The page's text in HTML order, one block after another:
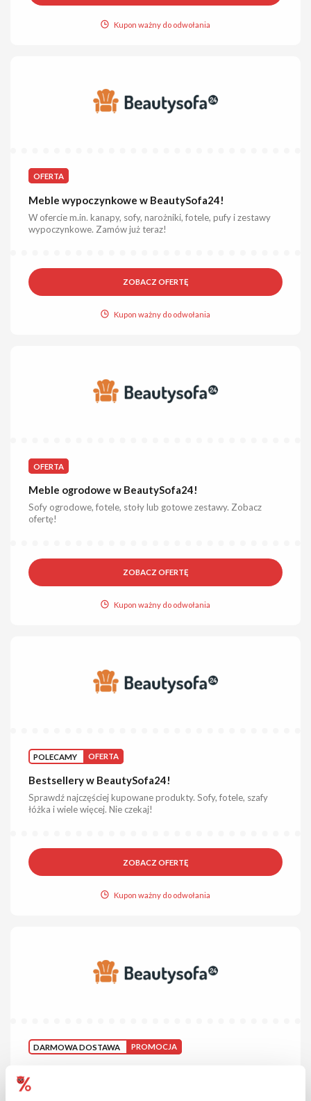
Kupon ważny do odwołania
OFERTA
Meble wypoczynkowe w BeautySofa24!
W ofercie m.in. kanapy, sofy, narożniki, fotele, pufy i zestawy
wypoczynkowe. Zamów już teraz!
ZOBACZ OFERTĘ
Kupon ważny do odwołania
OFERTA
Meble ogrodowe w BeautySofa24!
Sofy ogrodowe, fotele, stoły lub gotowe zestawy. Zobacz
ofertę!
ZOBACZ OFERTĘ
Kupon ważny do odwołania
POLECAMY OFERTA
Bestsellery w BeautySofa24!
Sprawdź najczęściej kupowane produkty. Sofy, fotele, szafy
łóżka i wiele więcej. Nie czekaj!
ZOBACZ OFERTĘ
Kupon ważny do odwołania
DARMOWA DOSTAWA PROMOCJA
Złóż zamówienie i skorzystaj z dostawy za 0 zł na terenie